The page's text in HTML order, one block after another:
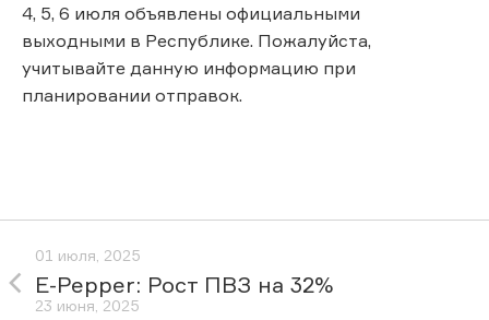
4, 5, 6 июля объявлены официальными
выходными в Республике. Пожалуйста,
учитывайте данную информацию при
планировании отправок.
01 июля, 2025
E-Pepper: Рост ПВЗ на 32%
23 июня, 2025